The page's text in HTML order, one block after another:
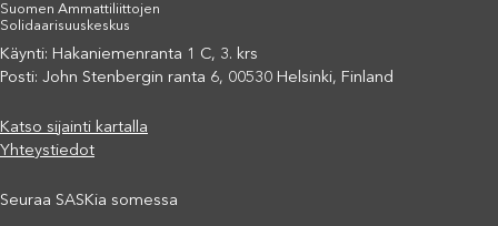
Suomen Ammattiliittojen
Solidaarisuuskeskus
Käynti: Hakaniemenranta 1 C, 3. krs
Posti: John Stenbergin ranta 6, 00530 Helsinki, Finland
Katso sijainti kartalla
Yhteystiedot
Seuraa SASKia somessa